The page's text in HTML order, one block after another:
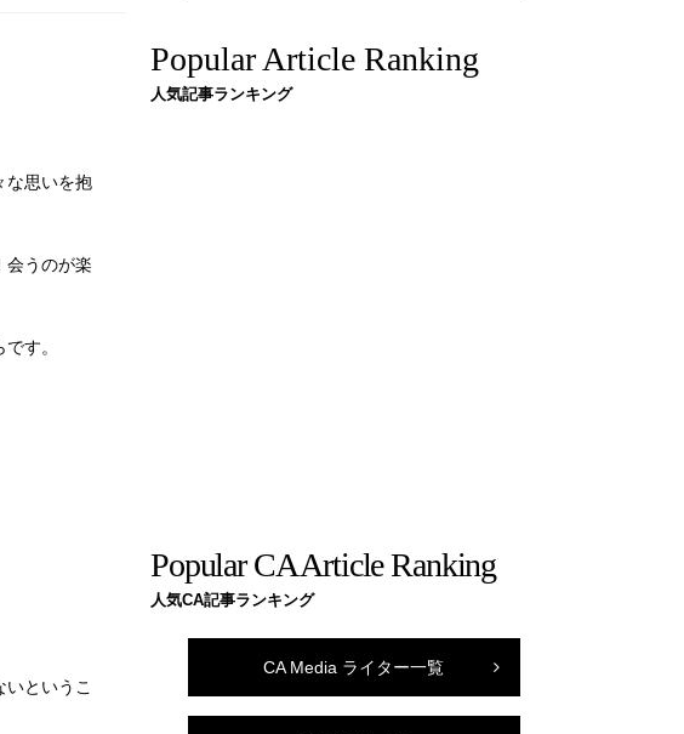
な思いを抱
会うのが楽
す。
というこ
Popular Article Ranking
人気記事ランキング
Popular CA Article Ranking
人気CA記事ランキング
CA Media ライター一覧